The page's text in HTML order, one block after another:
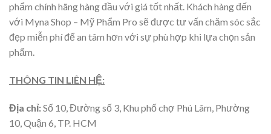
phẩm chính hãng hàng đầu với giá tốt nhất. Khách hàng đến
với Myna Shop – Mỹ Phẩm Pro sẽ được tư vấn chăm sóc sắc
đẹp miễn phí để an tâm hơn với sự phù hợp khi lựa chọn sản
phẩm.
THÔNG TIN LIÊN HỆ:
Địa chỉ:Số 10, Đường số 3, Khu phố chợ Phú Lâm, Phường
10, Quận 6, TP. HCM